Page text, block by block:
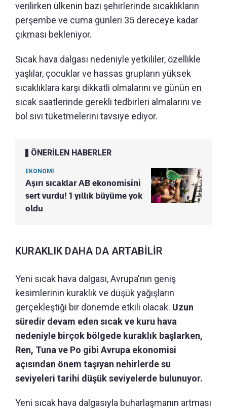
verilirken ülkenin bazı şehirlerinde sıcaklıkların
perşembe ve cuma günleri 35 dereceye kadar
çıkması bekleniyor.
Sıcak hava dalgası nedeniyle yetkililer, özellikle
yaşlılar, çocuklar ve hassas grupların yüksek
sıcaklıklara karşı dikkatli olmalarını ve günün en
sıcak saatlerinde gerekli tedbirleri almalarını ve
bol sıvı tüketmelerini tavsiye ediyor.
ÖNERİLEN HABERLER
EKONOMİ
Aşırı sıcaklar AB ekonomisini
sert vurdu! 1 yıllık büyüme yok
oldu
KURAKLIK DAHA DA ARTABİLİR
Yeni sıcak hava dalgası, Avrupa'nın geniş
kesimlerinin kuraklık ve düşük yağışların
gerçekleştiği bir dönemde etkili olacak. Uzun
süredir devam eden sıcak ve kuru hava
nedeniyle birçok bölgede kuraklık başlarken,
Ren, Tuna ve Po gibi Avrupa ekonomisi
açısından önem taşıyan nehirlerde su
seviyeleri tarihi düşük seviyelerde bulunuyor.
Yeni sıcak hava dalgasıyla buharlaşmanın artması